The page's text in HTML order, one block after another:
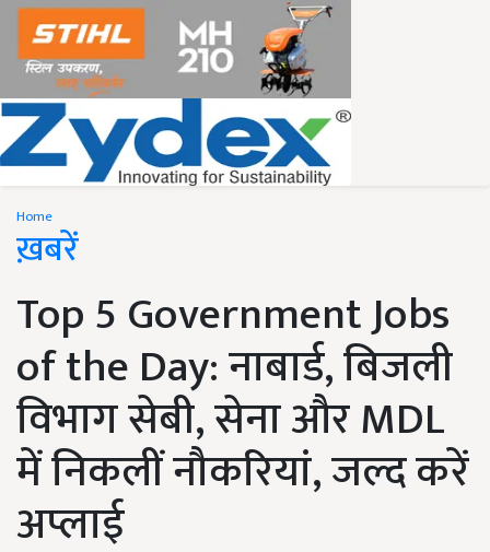
Home
ख़बरें
Top 5 Government Jobs
of the Day: नाबार्ड, बिजली
विभाग सेबी, सेना और MDL
में निकलीं नौकरियां, जल्द करें
अप्लाई